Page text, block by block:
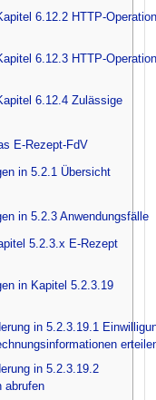
6.12.2 HTTP-Operation
6.12.3 HTTP-Operation
6.12.4 Zulässige
E-Rezept-FdV
in 5.2.1 Übersicht
in 5.2.3 Anwendungsfälle
5.2.3.x E-Rezept
in Kapitel 5.2.3.19
in 5.2.3.19.1
in 5.2.3.19.2
abrufen